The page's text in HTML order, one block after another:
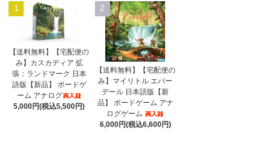
1
【送料無料】【宅配便の
み】カスカディア 拡
張：ランドマーク 日本
語版【新品】 ボードゲ
ーム アナログ
5,000円(税込5,500円)
2
【送料無料】【宅配便の
み】マイリトル エバー
デール 日本語版【新
品】 ボードゲーム アナ
ログゲーム
6,000円(税込6,600円)